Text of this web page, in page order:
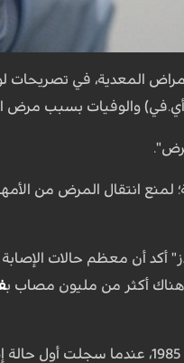
المعدية، في تصريحات
والوفيات بسبب مرض
لمنع انتقال المرض من
أكد أن معظم حالات
أكثر من مليون مصاب ب